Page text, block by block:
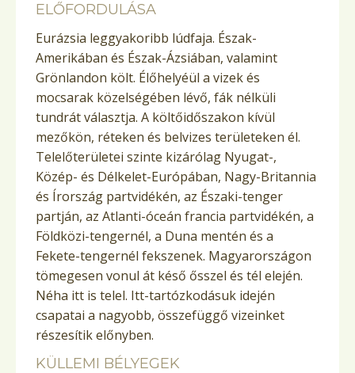
ELŐFORDULÁSA
Eurázsia leggyakoribb lúdfaja. Észak-
Amerikában és Észak-Ázsiában, valamint
Grönlandon költ. Élőhelyéül a vizek és
mocsarak közelségében lévő, fák nélküli
tundrát választja. A költőidőszakon kívül
mezőkön, réteken és belvizes területeken él.
Telelőterületei szinte kizárólag Nyugat-,
Közép- és Délkelet-Európában, Nagy-Britannia
és Írország partvidékén, az Északi-tenger
partján, az Atlanti-óceán francia partvidékén, a
Földközi-tengernél, a Duna mentén és a
Fekete-tengernél fekszenek. Magyarországon
tömegesen vonul át késő ősszel és tél elején.
Néha itt is telel. Itt-tartózkodásuk idején
csapatai a nagyobb, összefüggő vizeinket
részesítik előnyben.
KÜLLEMI BÉLYEGEK